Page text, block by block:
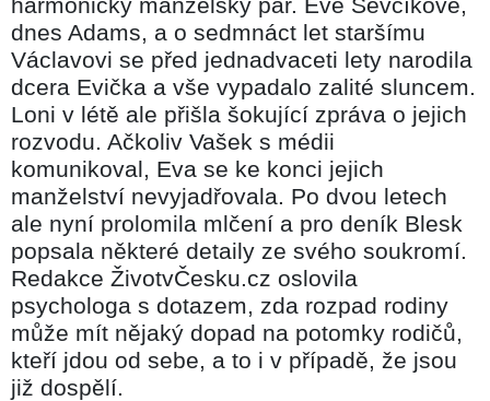
dnes Adams, a o sedmnáct let staršímu
Václavovi se před jednadvaceti lety narodila
dcera Evička a vše vypadalo zalité sluncem.
Loni v létě ale přišla šokující zpráva o jejich
rozvodu. Ačkoliv Vašek s médii
komunikoval, Eva se ke konci jejich
manželství nevyjadřovala. Po dvou letech
ale nyní prolomila mlčení a pro deník Blesk
popsala některé detaily ze svého soukromí.
Redakce ŽivotvČesku.cz oslovila
psychologa s dotazem, zda rozpad rodiny
může mít nějaký dopad na potomky rodičů,
kteří jdou od sebe, a to i v případě, že jsou
již dospělí.